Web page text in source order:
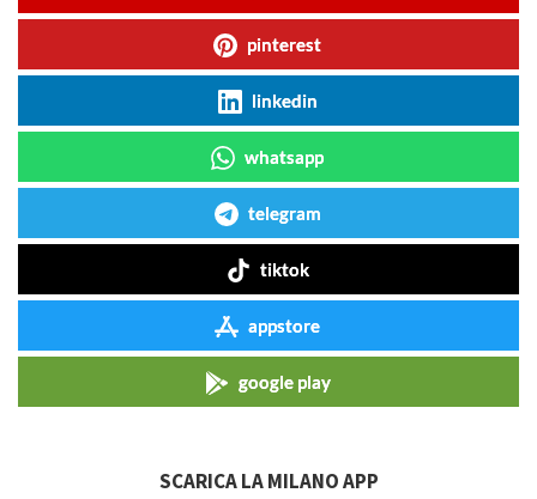
pinterest
linkedin
whatsapp
telegram
tiktok
appstore
google play
SCARICA LA MILANO APP